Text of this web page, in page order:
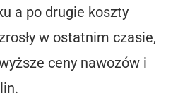
a po drugie koszty
w ostatnim czasie,
ceny nawozów i